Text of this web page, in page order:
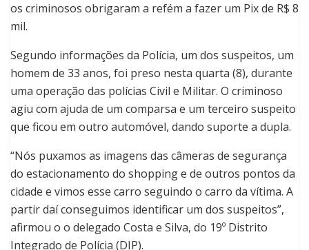
os criminosos obrigaram a refém a fazer um Pix de R$ 8
mil.
Segundo informações da Polícia, um dos suspeitos, um
homem de 33 anos, foi preso nesta quarta (8), durante
uma operação das polícias Civil e Militar. O criminoso
agiu com ajuda de um comparsa e um terceiro suspeito
que ficou em outro automóvel, dando suporte a dupla.
“Nós puxamos as imagens das câmeras de segurança
do estacionamento do shopping e de outros pontos da
cidade e vimos esse carro seguindo o carro da vítima. A
partir daí conseguimos identificar um dos suspeitos”,
afirmou o o delegado Costa e Silva, do 19º Distrito
Integrado de Polícia (DIP).